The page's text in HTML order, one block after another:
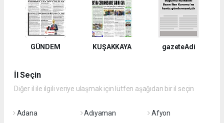
GÜNDEM KUŞAKKAYA gazeteAdi
İl Seçin
Diğer il ile ilgili veriye ulaşmak için lütfen aşağıdan bir il seçin
Adana Adıyaman
Afyon